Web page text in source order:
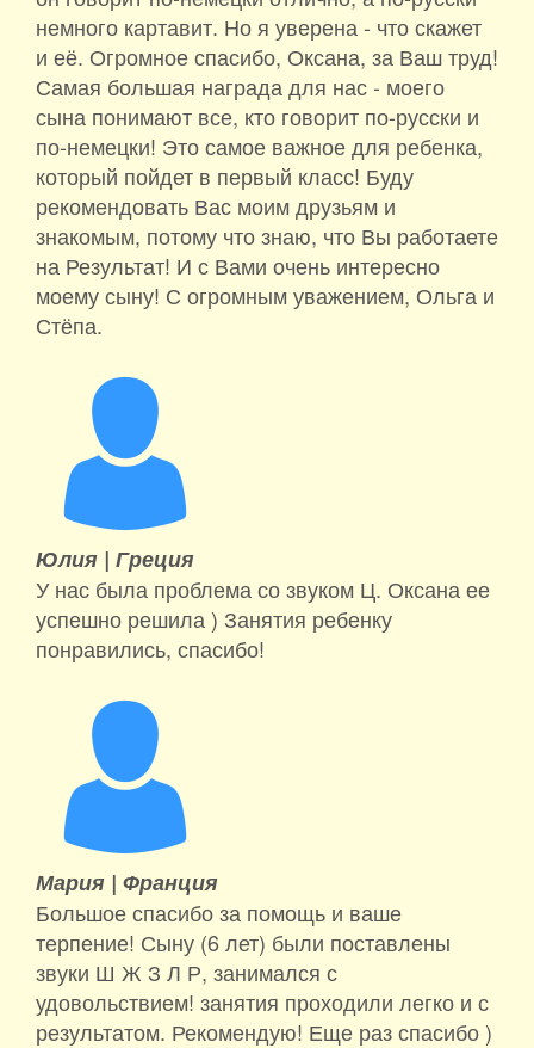
немного картавит. Но я уверена - что скажет
и её. Огромное спасибо, Оксана, за Ваш труд!
Самая большая награда для нас - моего
сына понимают все, кто говорит по-русски и
по-немецки! Это самое важное для ребенка,
который пойдет в первый класс! Буду
рекомендовать Вас моим друзьям и
знакомым, потому что знаю, что Вы работаете
на Результат! И с Вами очень интересно
моему сыну! С огромным уважением, Ольга и
Стёпа.
Юлия | Греция
У нас была проблема со звуком Ц. Оксана ее
успешно решила ) Занятия ребенку
понравились, спасибо!
Мария | Франция
Большое спасибо за помощь и ваше
терпение! Сыну (6 лет) были поставлены
звуки Ш Ж З Л Р, занимался с
удовольствием! занятия проходили легко и с
результатом. Рекомендую! Еще раз спасибо )